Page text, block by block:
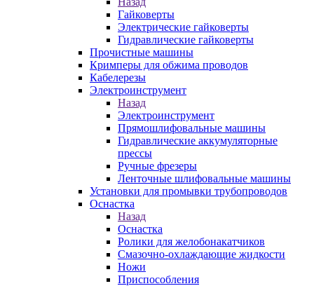
Гайковерты
Электрические гайковерты
Гидравлические гайковерты
Прочистные машины
Кримперы для обжима проводов
Кабелерезы
Электроинструмент
Назад
Электроинструмент
Прямошлифовальные машины
Гидравлические аккумуляторные
прессы
Ручные фрезеры
Ленточные шлифовальные машины
Установки для промывки трубопроводов
Оснастка
Назад
Оснастка
Ролики для желобонакатчиков
Смазочно-охлаждающие жидкости
Ножи
Приспособления